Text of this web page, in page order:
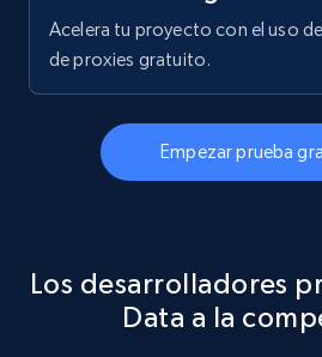
Acelera tu proyecto con el uso
de proxies gratuito.
Empezar prueba
Los desarrolladores
Data a la